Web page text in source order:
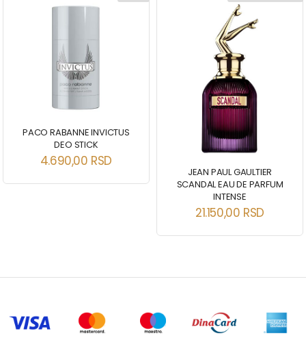
PACO RABANNE INVICTUS
DEO STICK
4.690,00 RSD
JEAN PAUL GAULTIER
SCANDAL EAU DE PARFUM
INTENSE
21.150,00 RSD